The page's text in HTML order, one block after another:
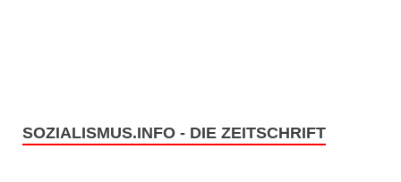
SOZIALISMUS.INFO - DIE ZEITSCHRIFT